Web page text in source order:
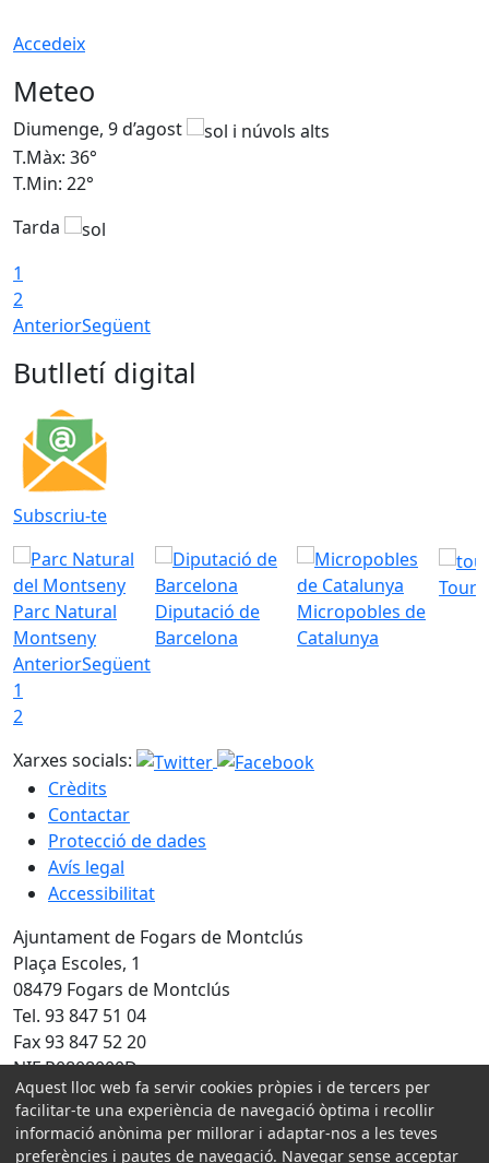
Accedeix
Meteo
Diumenge, 9 d’agost
T.Màx: 36°
T.Min: 22°
Tarda
1
2
AnteriorSegüent
Butlletí digital
Subscriu-te
Parc Natural
Montseny
Diputació de
Barcelona
Micropobles de
Catalunya
AnteriorSegüent
1
2
Xarxes socials:
Crèdits
Contactar
Protecció de dades
Avís legal
Accessibilitat
Ajuntament de Fogars de Montclús
Plaça Escoles, 1
08479 Fogars de Montclús
Tel. 93 847 51 04
Fax 93 847 52 20
NIF P0808000D
Amb la col·laboració de:
Aquest lloc web fa servir cookies pròpies i de tercers per
facilitar-te una experiència de navegació òptima i recollir
informació anònima per millorar i adaptar-nos a les teves
preferències i pautes de navegació. Navegar sense acceptar